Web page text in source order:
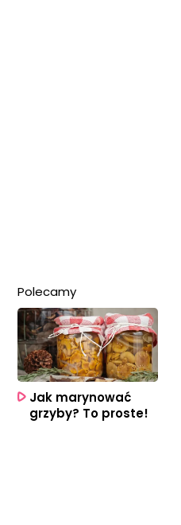
Polecamy
Jak marynować
grzyby? To proste!